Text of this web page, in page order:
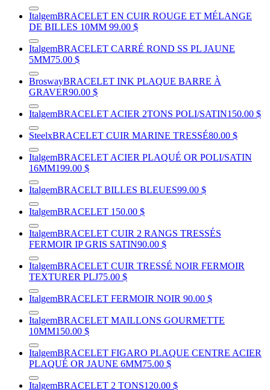
ItalgemBRACELET EN CUIR ROUGE ET MÉLANGE
DE BILLES 10MM 99.00 $
ItalgemBRACELET CARRÉ ROND SS PL JAUNE
5MM75.00 $
BroswayBRACELET INK PLAQUE BARRE À
GRAVER90.00 $
ItalgemBRACELET ACIER 2TONS POLI/SATIN150.00 $
SteelxBRACELET CUIR MARINE TRESSÉ80.00 $
ItalgemBRACELET ACIER PLAQUÉ OR POLI/SATIN
16MM199.00 $
ItalgemBRACELT BILLES BLEUES99.00 $
ItalgemBRACELET 150.00 $
ItalgemBRACELET CUIR 2 RANGS TRESSÉS
FERMOIR IP GRIS SATIN90.00 $
ItalgemBRACELET CUIR TRESSÉ NOIR FERMOIR
TEXTURER PLJ75.00 $
ItalgemBRACELET FERMOIR NOIR 90.00 $
ItalgemBRACELET MAILLONS GOURMETTE
10MM150.00 $
ItalgemBRACELET FIGARO PLAQUE CENTRE ACIER
PLAQUÉ OR JAUNE 6MM75.00 $
ItalgemBRACELET 2 TONS120.00 $